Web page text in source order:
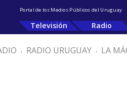
Portal de los Medios Públicos del Uruguay
Televisión Radio
. RADIO URUGUAY . LA